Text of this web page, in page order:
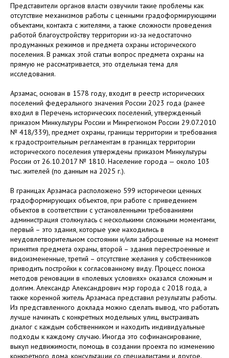
Представители органов власти озвучили такие проблемы как
отсутствие механизмов работы с ценными градоформирующими
объектами, контакта с жителями, а также сложности проведения
работой благоустройству территории из-за недостаточно
продуманных режимов и предмета охраны исторического
поселения. В рамках этой статьи вопрос предмета охраны на
прямую не рассматривается, это отдельная тема для
исследования.
Арзамас, основан в 1578 году, входит в реестр исторических
поселений федерального значения России 2023 года (ранее
входил в Перечень исторических поселений, утвержденный
приказом Минкультуры России и Минрегионом России 29.07.2010
№ 418/339), предмет охраны, границы территории и требования
к градостроительным регламентам в границах территории
исторического поселения утверждены приказом Минкультуры
России от 26.10.2017 № 1810. Население города — около 103
тыс. жителей (по данным на 2025 г.).
В границах Арзамаса расположено 599 исторически ценных
градоформирующих объектов, при работе с приведением
объектов в соответствии с установленными требованиями
администрация столкнулась с несколькими сложными моментами,
первый – это здания, которые уже находились в
неудовлетворительном состоянии и/или заброшенные на момент
принятия предмета охраны, второй – здания перестроенные и
видоизмененные, третий – отсутствие желания у собственников
приводить постройки к согласованному виду. Процесс поиска
методов реновации в «полевых условиях» оказался сложным и
долгим. Александр Александрович мэр города с 2018 года, а
также коренной житель Арзамаса представил результаты работы.
Из представленного доклада можно сделать вывод, что работать
лучше начинать с конкретных модельных улиц, выстраивать
диалог с каждым собственником и находить индивидуальные
подходы к каждому случаю. Иногда это софинансирование,
выкуп недвижимости, помощь в создании проекта по изменению
конкретного дома, консультации со специалистами и другое.